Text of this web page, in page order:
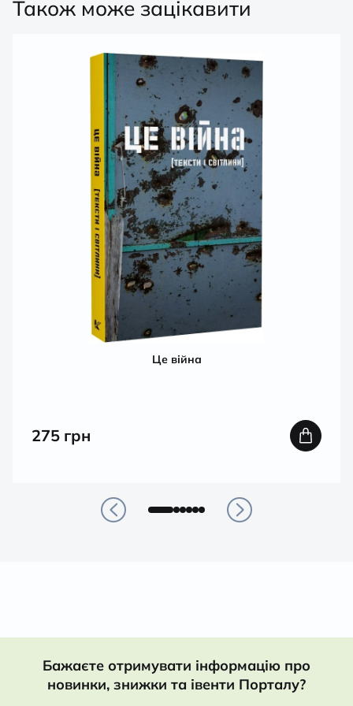
Також може зацікавити
Це війна
275 грн
Бажаєте отримувати інформацію про
новинки, знижки та івенти Порталу?